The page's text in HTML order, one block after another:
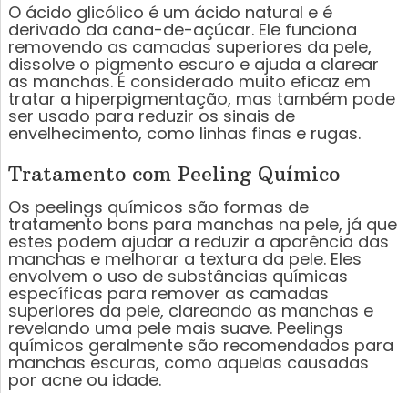
O ácido glicólico é um ácido natural e é
derivado da cana-de-açúcar. Ele funciona
removendo as camadas superiores da pele,
dissolve o pigmento escuro e ajuda a clarear
as manchas. É considerado muito eficaz em
tratar a hiperpigmentação, mas também pode
ser usado para reduzir os sinais de
envelhecimento, como linhas finas e rugas.
Tratamento com Peeling Químico
Os peelings químicos são formas de
tratamento bons para manchas na pele, já que
estes podem ajudar a reduzir a aparência das
manchas e melhorar a textura da pele. Eles
envolvem o uso de substâncias químicas
específicas para remover as camadas
superiores da pele, clareando as manchas e
revelando uma pele mais suave. Peelings
químicos geralmente são recomendados para
manchas escuras, como aquelas causadas
por acne ou idade.